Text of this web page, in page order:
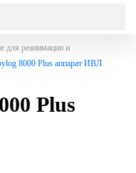
для реанимации и
8000 Plus аппарат ИВЛ
Plus